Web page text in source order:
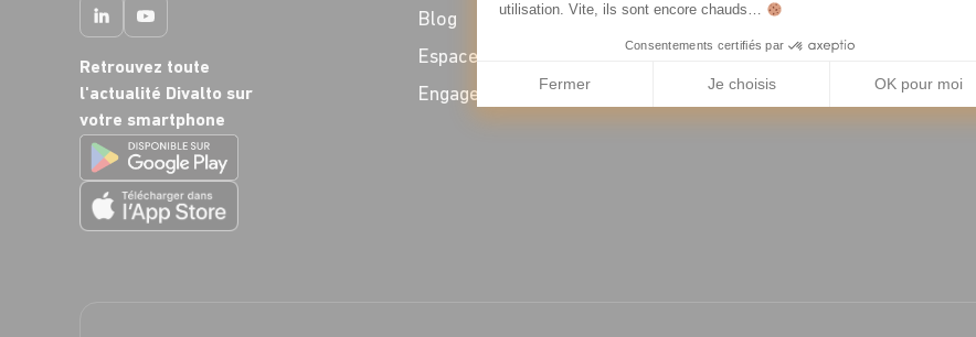
Retrouvez toute
l'actualité Divalto sur
votre smartphone
Blog
Espace Presse
Engagement RSE
Solutions métiers
utilisation. Vite, ils sont encore chauds…
Consentements certifiés par
Fermer Je choisis OK pour moi